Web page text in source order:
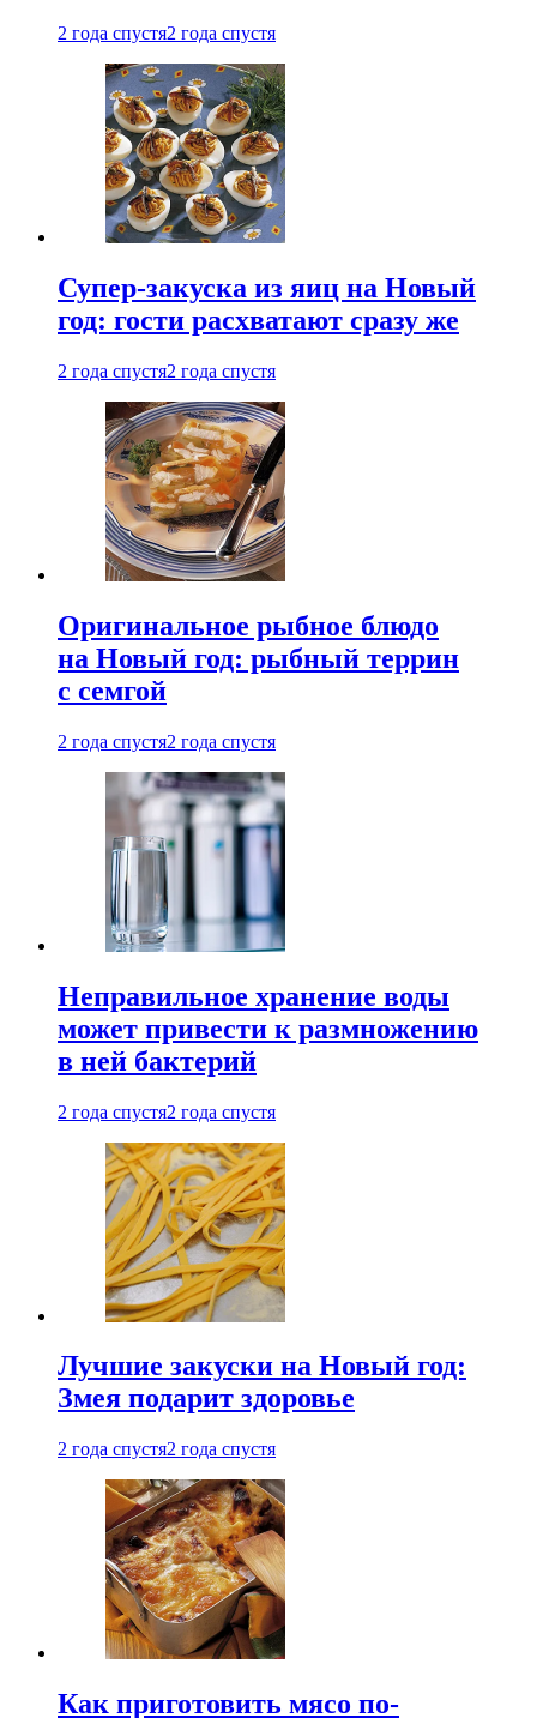
2 года спустя2 года спустя
Супер-закуска из яиц на Новый
год: гости расхватают сразу же
2 года спустя2 года спустя
Оригинальное рыбное блюдо
на Новый год: рыбный террин
с семгой
2 года спустя2 года спустя
Неправильное хранение воды
может привести к размножению
в ней бактерий
2 года спустя2 года спустя
Лучшие закуски на Новый год:
Змея подарит здоровье
2 года спустя2 года спустя
Как приготовить мясо по-